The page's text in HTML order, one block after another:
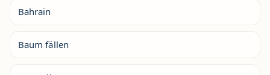
Bahrain
Baum fällen